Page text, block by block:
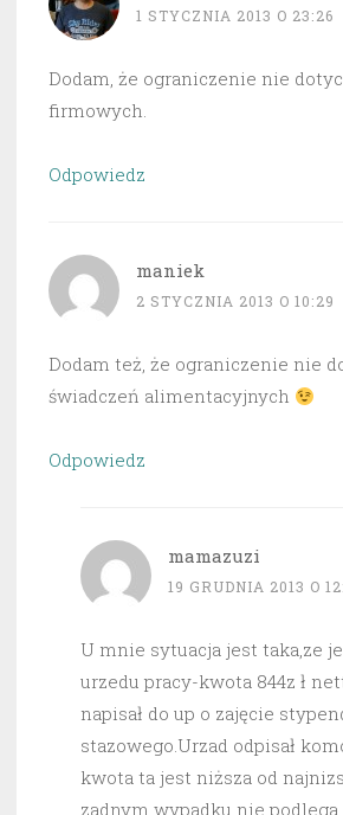
1 STYCZNIA 2013 O 23:26
Dodam, że ograniczenie nie
firmowych.
Odpowiedz
maniek
2 STYCZNIA 2013 O 10:29
Dodam też, że ograniczenie nie
świadczeń alimentacyjnych
Odpowiedz
mamazuzi
19 GRUDNIA 2013 O
U mnie sytuacja jest taka,ze
urzedu pracy-kwota 844z ł
napisał do up o zajęcie
stazowego.Urzad odpisał
kwota ta jest niższa od
zadnym wypadku nie podlega